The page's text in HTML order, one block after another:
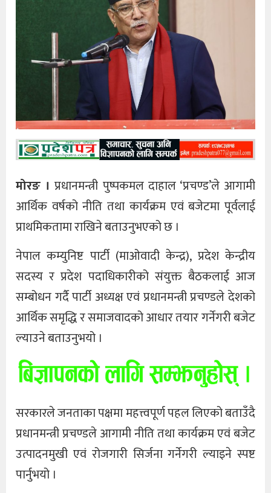
मोरङ । प्रधानमन्त्री पुष्पकमल दाहाल ‘प्रचण्ड’ले आगामी
आर्थिक वर्षको नीति तथा कार्यक्रम एवं बजेटमा पूर्वलाई
प्राथमिकतामा राखिने बताउनुभएको छ ।
नेपाल कम्युनिष्ट पार्टी (माओवादी केन्द्र), प्रदेश केन्द्रीय
सदस्य र प्रदेश पदाधिकारीको संयुक्त बैठकलाई आज
सम्बोधन गर्दै पार्टी अध्यक्ष एवं प्रधानमन्त्री प्रचण्डले देशको
आर्थिक समृद्धि र समाजवादको आधार तयार गर्नेगरी बजेट
ल्याउने बताउनुभयो ।
सरकारले जनताका पक्षमा महत्त्वपूर्ण पहल लिएको बताउँदै
प्रधानमन्त्री प्रचण्डले आगामी नीति तथा कार्यक्रम एवं बजेट
उत्पादनमुखी एवं रोजगारी सिर्जना गर्नेगरी ल्याइने स्पष्ट
पार्नुभयो ।